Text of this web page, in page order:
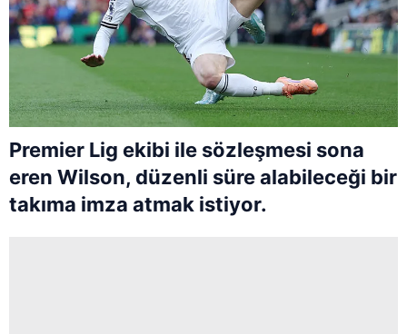
Premier Lig ekibi ile sözleşmesi sona
eren Wilson, düzenli süre alabileceği bir
takıma imza atmak istiyor.